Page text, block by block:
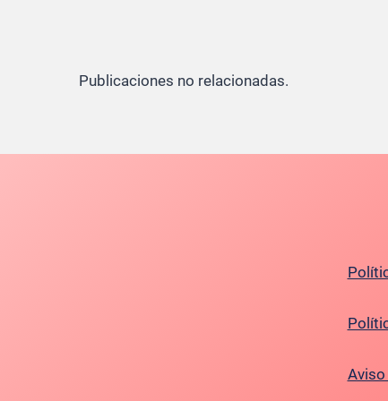
Publicaciones no relacionadas.
Aviso